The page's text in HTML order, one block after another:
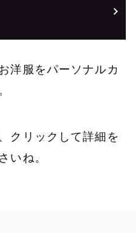
洋服をパーソナルカ
クリックして詳細を
いね。